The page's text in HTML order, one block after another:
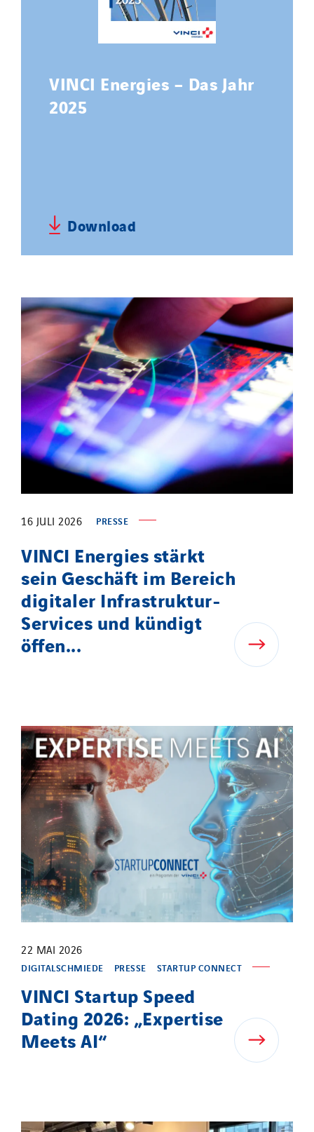
VINCI Energies – Das Jahr
2025
Download
16 JULI 2026 PRESSE
VINCI Energies stärkt
sein Geschäft im Bereich
digitaler Infrastruktur-
Services und kündigt
öffen...
22 MAI 2026
DIGITALSCHMIEDE PRESSE STARTUP CONNECT
VINCI Startup Speed
Dating 2026: „Expertise
Meets AI“